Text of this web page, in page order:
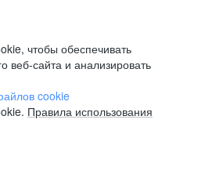
чтобы обеспечивать
веб-сайта и анализировать
cookie
Правила использования